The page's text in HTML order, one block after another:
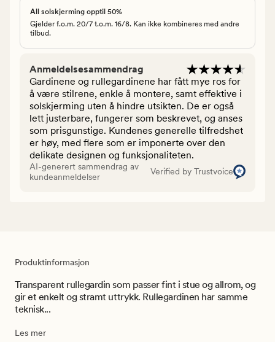
All solskjerming opptil 50%
Gjelder f.o.m. 20/7 t.o.m. 16/8. Kan ikke kombineres med andre
tilbud.
Anmeldelsesammendrag
Gardinene og rullegardinene har fått mye ros for
å være stilrene, enkle å montere, samt effektive i
solskjerming uten å hindre utsikten. De er også
lett justerbare, fungerer som beskrevet, og anses
som prisgunstige. Kundenes generelle tilfredshet
er høy, med flere som er imponerte over den
delikate designen og funksjonaliteten.
AI-generert sammendrag av
kundeanmeldelser
Verified by Trustvoice
Produktinformasjon
Transparent rullegardin som passer fint i stue og allrom, og
gir et enkelt og stramt uttrykk. Rullegardinen har samme
teknisk...
Les mer